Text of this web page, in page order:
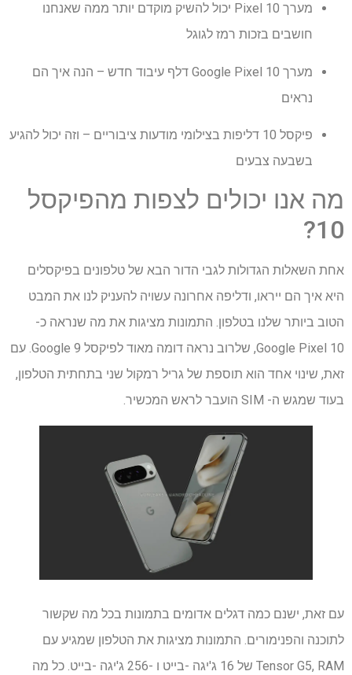
מערך Pixel 10 יכול להשיק מוקדם יותר ממה שאנחנו
חושבים בזכות רמז לגוגל
מערך Google Pixel 10 דלף עיבוד חדש – הנה איך הם
נראים
פיקסל 10 דליפות בצילומי מודעות ציבוריים – וזה יכול להגיע
בשבעה צבעים
מה אנו יכולים לצפות מהפיקסל
10?
אחת השאלות הגדולות לגבי הדור הבא של טלפונים בפיקסלים
היא איך הם ייראו, ודליפה אחרונה עשויה להעניק לנו את המבט
הטוב ביותר שלנו בטלפון. התמונות מציגות את מה שנראה כ-
Google Pixel 10, שלרוב נראה דומה מאוד לפיקסל Google 9. עם
זאת, שינוי אחד הוא תוספת של גריל רמקול שני בתחתית הטלפון,
בעוד שמגש ה- SIM הועבר לראש המכשיר.
עם זאת, ישנם כמה דגלים אדומים בתמונות בכל מה שקשור
לתוכנה והפנימורים. התמונות מציגות את הטלפון שמגיע עם
Tensor G5, RAM של 16 ג'יגה -בייט ו -256 ג'יגה -בייט. כל מה